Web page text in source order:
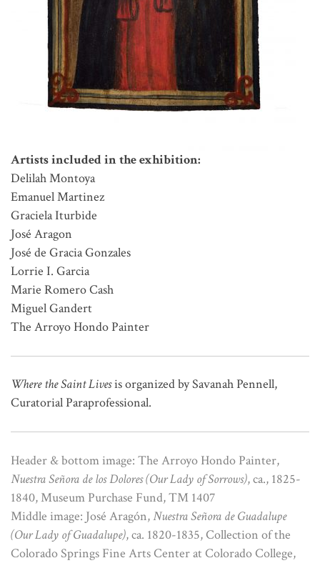
Artists included in the exhibition:
Delilah Montoya
Emanuel Martinez
Graciela Iturbide
José Aragon
José de Gracia Gonzales
Lorrie I. Garcia
Marie Romero Cash
Miguel Gandert
The Arroyo Hondo Painter
Where the Saint Livesis organized by Savanah Pennell,
Curatorial Paraprofessional.
Header & bottom image: The Arroyo Hondo Painter,
Nuestra Señora de los Dolores (Our Lady of Sorrows), ca., 1825-
1840, Museum Purchase Fund, TM 1407
Middle image: José Aragón,Nuestra Señora de Guadalupe
(Our Lady of Guadalupe), ca. 1820-1835, Collection of the
Colorado Springs Fine Arts Center at Colorado College,